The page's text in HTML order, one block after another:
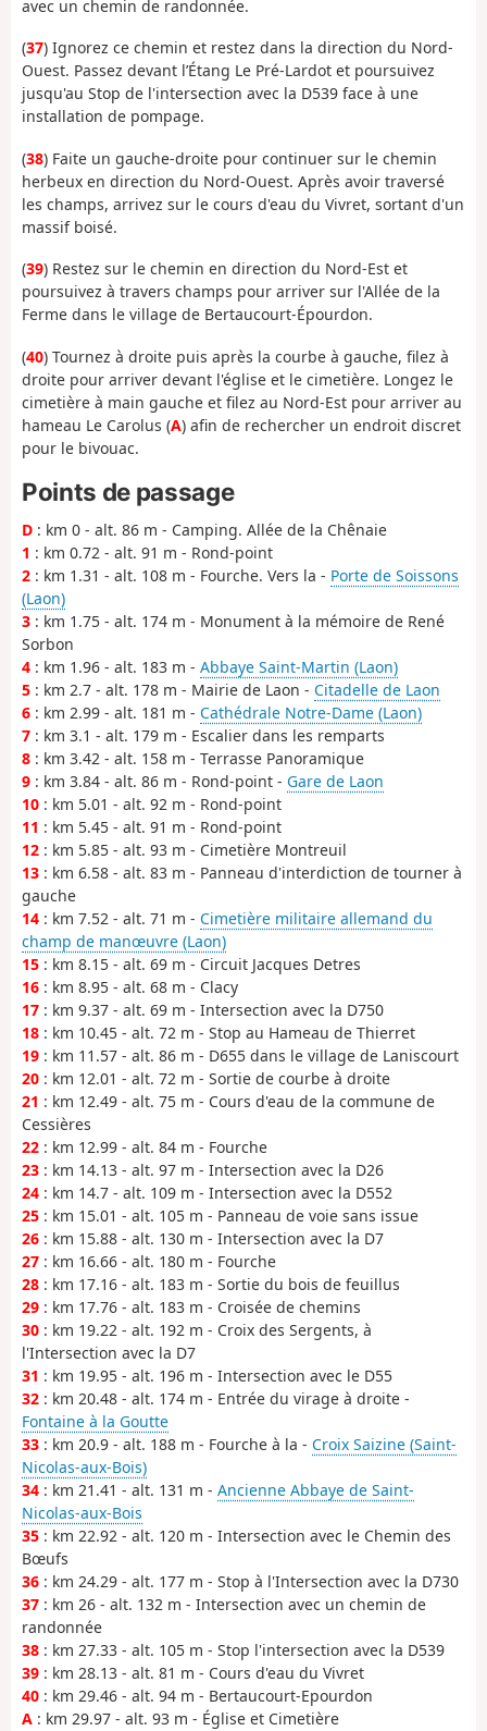
avec un chemin de randonnée.
(37) Ignorez ce chemin et restez dans la direction du Nord-
Ouest. Passez devant l’Étang Le Pré-Lardot et poursuivez
jusqu'au Stop de l'intersection avec la D539 face à une
installation de pompage.
(38) Faite un gauche-droite pour continuer sur le chemin
herbeux en direction du Nord-Ouest. Après avoir traversé
les champs, arrivez sur le cours d'eau du Vivret, sortant d'un
massif boisé.
(39) Restez sur le chemin en direction du Nord-Est et
poursuivez à travers champs pour arriver sur l'Allée de la
Ferme dans le village de Bertaucourt-Épourdon.
(40) Tournez à droite puis après la courbe à gauche, filez à
droite pour arriver devant l'église et le cimetière. Longez le
cimetière à main gauche et filez au Nord-Est pour arriver au
hameau Le Carolus (A) afin de rechercher un endroit discret
pour le bivouac.
Points de passage
D : km 0 - alt. 86 m - Camping. Allée de la Chênaie
1 : km 0.72 - alt. 91 m - Rond-point
2 : km 1.31 - alt. 108 m - Fourche. Vers la - Porte de Soissons
(Laon)
3 : km 1.75 - alt. 174 m - Monument à la mémoire de René
Sorbon
4 : km 1.96 - alt. 183 m - Abbaye Saint-Martin (Laon)
5 : km 2.7 - alt. 178 m - Mairie de Laon - Citadelle de Laon
6 : km 2.99 - alt. 181 m - Cathédrale Notre-Dame (Laon)
7 : km 3.1 - alt. 179 m - Escalier dans les remparts
8 : km 3.42 - alt. 158 m - Terrasse Panoramique
9 : km 3.84 - alt. 86 m - Rond-point - Gare de Laon
10 : km 5.01 - alt. 92 m - Rond-point
11 : km 5.45 - alt. 91 m - Rond-point
12 : km 5.85 - alt. 93 m - Cimetière Montreuil
13 : km 6.58 - alt. 83 m - Panneau d'interdiction de tourner à
gauche
14 : km 7.52 - alt. 71 m - Cimetière militaire allemand du
champ de manœuvre (Laon)
15 : km 8.15 - alt. 69 m - Circuit Jacques Detres
16 : km 8.95 - alt. 68 m - Clacy
17 : km 9.37 - alt. 69 m - Intersection avec la D750
18 : km 10.45 - alt. 72 m - Stop au Hameau de Thierret
19 : km 11.57 - alt. 86 m - D655 dans le village de Laniscourt
20 : km 12.01 - alt. 72 m - Sortie de courbe à droite
21 : km 12.49 - alt. 75 m - Cours d'eau de la commune de
Cessières
22 : km 12.99 - alt. 84 m - Fourche
23 : km 14.13 - alt. 97 m - Intersection avec la D26
24 : km 14.7 - alt. 109 m - Intersection avec la D552
25 : km 15.01 - alt. 105 m - Panneau de voie sans issue
26 : km 15.88 - alt. 130 m - Intersection avec la D7
27 : km 16.66 - alt. 180 m - Fourche
28 : km 17.16 - alt. 183 m - Sortie du bois de feuillus
29 : km 17.76 - alt. 183 m - Croisée de chemins
30 : km 19.22 - alt. 192 m - Croix des Sergents, à
l'Intersection avec la D7
31 : km 19.95 - alt. 196 m - Intersection avec le D55
32 : km 20.48 - alt. 174 m - Entrée du virage à droite -
Fontaine à la Goutte
33 : km 20.9 - alt. 188 m - Fourche à la - Croix Saizine (Saint-
Nicolas-aux-Bois)
34 : km 21.41 - alt. 131 m - Ancienne Abbaye de Saint-
Nicolas-aux-Bois
35 : km 22.92 - alt. 120 m - Intersection avec le Chemin des
Bœufs
36 : km 24.29 - alt. 177 m - Stop à l'Intersection avec la D730
37 : km 26 - alt. 132 m - Intersection avec un chemin de
randonnée
38 : km 27.33 - alt. 105 m - Stop l'intersection avec la D539
39 : km 28.13 - alt. 81 m - Cours d'eau du Vivret
40 : km 29.46 - alt. 94 m - Bertaucourt-Epourdon
A : km 29.97 - alt. 93 m - Église et Cimetière